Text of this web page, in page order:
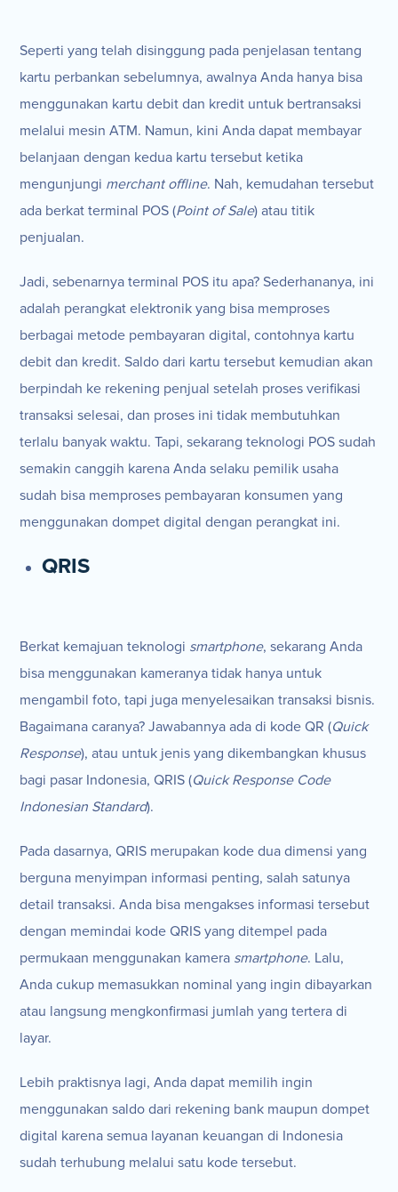
Seperti yang telah disinggung pada penjelasan tentang
kartu perbankan sebelumnya, awalnya Anda hanya bisa
menggunakan kartu debit dan kredit untuk bertransaksi
melalui mesin ATM. Namun, kini Anda dapat membayar
belanjaan dengan kedua kartu tersebut ketika
mengunjungi merchant offline. Nah, kemudahan tersebut
ada berkat terminal POS (Point of Sale) atau titik
penjualan.
Jadi, sebenarnya terminal POS itu apa? Sederhananya, ini
adalah perangkat elektronik yang bisa memproses
berbagai metode pembayaran digital, contohnya kartu
debit dan kredit. Saldo dari kartu tersebut kemudian akan
berpindah ke rekening penjual setelah proses verifikasi
transaksi selesai, dan proses ini tidak membutuhkan
terlalu banyak waktu. Tapi, sekarang teknologi POS sudah
semakin canggih karena Anda selaku pemilik usaha
sudah bisa memproses pembayaran konsumen yang
menggunakan dompet digital dengan perangkat ini.
QRIS
Berkat kemajuan teknologi smartphone, sekarang Anda
bisa menggunakan kameranya tidak hanya untuk
mengambil foto, tapi juga menyelesaikan transaksi bisnis.
Bagaimana caranya? Jawabannya ada di kode QR (Quick
Response), atau untuk jenis yang dikembangkan khusus
bagi pasar Indonesia, QRIS (Quick Response Code
Indonesian Standard).
Pada dasarnya, QRIS merupakan kode dua dimensi yang
berguna menyimpan informasi penting, salah satunya
detail transaksi. Anda bisa mengakses informasi tersebut
dengan memindai kode QRIS yang ditempel pada
permukaan menggunakan kamera smartphone. Lalu,
Anda cukup memasukkan nominal yang ingin dibayarkan
atau langsung mengkonfirmasi jumlah yang tertera di
layar.
Lebih praktisnya lagi, Anda dapat memilih ingin
menggunakan saldo dari rekening bank maupun dompet
digital karena semua layanan keuangan di Indonesia
sudah terhubung melalui satu kode tersebut.